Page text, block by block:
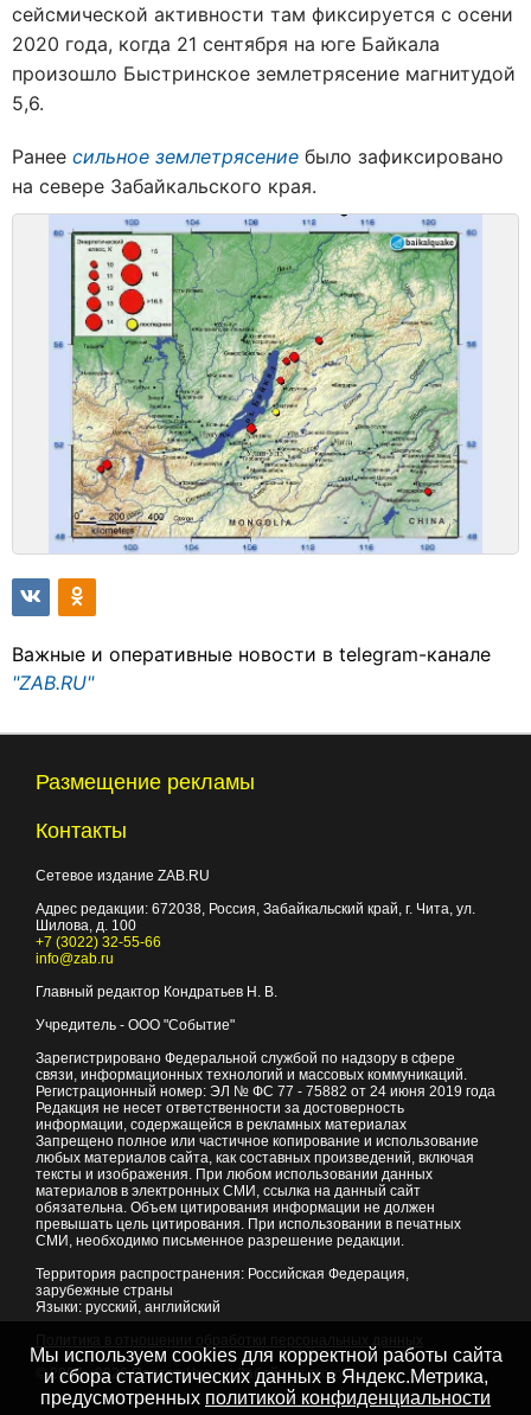
сейсмической активности там фиксируется с осени
2020 года, когда 21 сентября на юге Байкала
произошло Быстринское землетрясение магнитудой
5,6.
Ранее сильное землетрясение было зафиксировано
на севере Забайкальского края.
Важные и оперативные новости в telegram-канале
"ZAB.RU"
Размещение рекламы
Контакты
Сетевое издание ZAB.RU
Адрес редакции: 672038, Россия, Забайкальский край, г. Чита, ул.
Шилова, д. 100
+7 (3022) 32-55-66
info@zab.ru
Главный редактор Кондратьев Н. В.
Учредитель - ООО "Событие"
Зарегистрировано Федеральной службой по надзору в сфере
связи, информационных технологий и массовых коммуникаций.
Регистрационный номер: ЭЛ № ФС 77 - 75882 от 24 июня 2019 года
Редакция не несет ответственности за достоверность
информации, содержащейся в рекламных материалах
Запрещено полное или частичное копирование и использование
любых материалов сайта, как составных произведений, включая
тексты и изображения. При любом использовании данных
материалов в электронных СМИ, ссылка на данный сайт
обязательна. Объем цитирования информации не должен
превышать цель цитирования. При использовании в печатных
СМИ, необходимо письменное разрешение редакции.
Территория распространения: Российская Федерация,
зарубежные страны
Языки: русский, английский
© 2007 - 2026Портал Читы и Забайкальского края
Мы используем cookies для корректной работы сайта
и сбора статистических данных в Яндекс.Метрика,
предусмотренных политикой конфиденциальности